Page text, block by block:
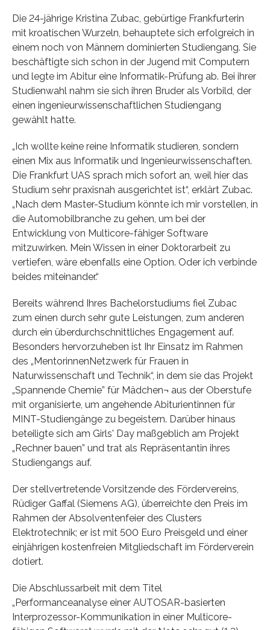
Die 24-jährige Kristina Zubac, gebürtige Frankfurterin
mit kroatischen Wurzeln, behauptete sich erfolgreich in
einem noch von Männern dominierten Studiengang. Sie
beschäftigte sich schon in der Jugend mit Computern
und legte im Abitur eine Informatik-Prüfung ab. Bei ihrer
Studienwahl nahm sie sich ihren Bruder als Vorbild, der
einen ingenieurwissenschaftlichen Studiengang
gewählt hatte.
„Ich wollte keine reine Informatik studieren, sondern
einen Mix aus Informatik und Ingenieurwissenschaften.
Die Frankfurt UAS sprach mich sofort an, weil hier das
Studium sehr praxisnah ausgerichtet ist“, erklärt Zubac.
„Nach dem Master-Studium könnte ich mir vorstellen, in
die Automobilbranche zu gehen, um bei der
Entwicklung von Multicore-fähiger Software
mitzuwirken. Mein Wissen in einer Doktorarbeit zu
vertiefen, wäre ebenfalls eine Option. Oder ich verbinde
beides miteinander.“
Bereits während Ihres Bachelorstudiums fiel Zubac
zum einen durch sehr gute Leistungen, zum anderen
durch ein überdurchschnittliches Engagement auf.
Besonders hervorzuheben ist Ihr Einsatz im Rahmen
des „MentorinnenNetzwerk für Frauen in
Naturwissenschaft und Technik“, in dem sie das Projekt
„Spannende Chemie” für Mädchen¬ aus der Oberstufe
mit organisierte, um angehende Abiturientinnen für
MINT-Studiengänge zu begeistern. Darüber hinaus
beteiligte sich am Girls' Day maßgeblich am Projekt
„Rechner bauen” und trat als Repräsentantin ihres
Studiengangs auf.
Der stellvertretende Vorsitzende des Fördervereins,
Rüdiger Gaffal (Siemens AG), überreichte den Preis im
Rahmen der Absolventenfeier des Clusters
Elektrotechnik; er ist mit 500 Euro Preisgeld und einer
einjährigen kostenfreien Mitgliedschaft im Förderverein
dotiert.
Die Abschlussarbeit mit dem Titel
„Performanceanalyse einer AUTOSAR-basierten
Interprozessor-Kommunikation in einer Multicore-